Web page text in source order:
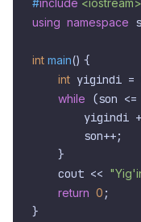
#include <iostream>
using namespace
int main() {
int yigindi =
while (son <=
yigindi
        son++;
    }
    cout <<
return 0 ;